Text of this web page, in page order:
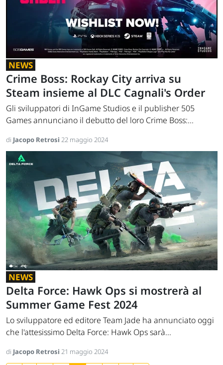
NEWS
Crime Boss: Rockay City arriva su
Steam insieme al DLC Cagnali's Order
Gli sviluppatori di InGame Studios e il publisher 505
Games annunciano il debutto del loro Crime Boss:...
di Jacopo Retrosi 22 maggio 2024
NEWS
Delta Force: Hawk Ops si mostrerà al
Summer Game Fest 2024
Lo sviluppatore ed editore Team Jade ha annunciato oggi
che l'attesissimo Delta Force: Hawk Ops sarà...
di Jacopo Retrosi 21 maggio 2024